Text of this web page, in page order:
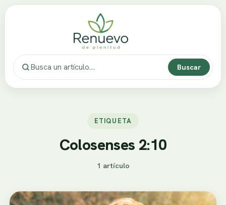
Buscar
ETIQUETA
Colosenses 2:10
1 artículo